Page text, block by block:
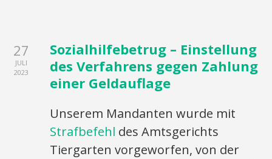
27
JULI
2023
Sozialhilfebetrug – Einstellung
des Verfahrens gegen Zahlung
einer Geldauflage
Unserem Mandanten wurde mit
Strafbefehl des Amtsgerichts
Tiergarten vorgeworfen, von der